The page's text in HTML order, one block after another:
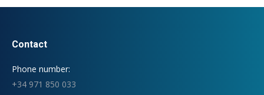
Contact
Phone number:
+34 971 850 033